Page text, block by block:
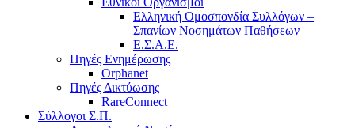
Ελληνική Ομοσπονδία Συλλόγων –
Σπανίων Νοσημάτων Παθήσεων
Ε.Σ.Α.Ε.
Πηγές Ενημέρωσης
Orphanet
Πηγές Δικτύωσης
RareConnect
Σύλλογοι Σ.Π.